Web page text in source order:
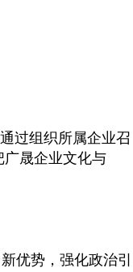
过组织所属企业召
广晟企业文化与
优势，强化政治引